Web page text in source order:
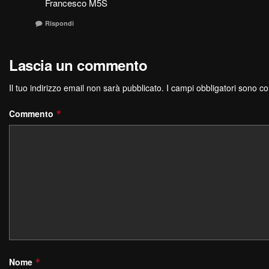
Francesco M5S
Rispondi
Lascia un commento
Il tuo indirizzo email non sarà pubblicato. I campi obbligatori sono
Commento *
Nome *